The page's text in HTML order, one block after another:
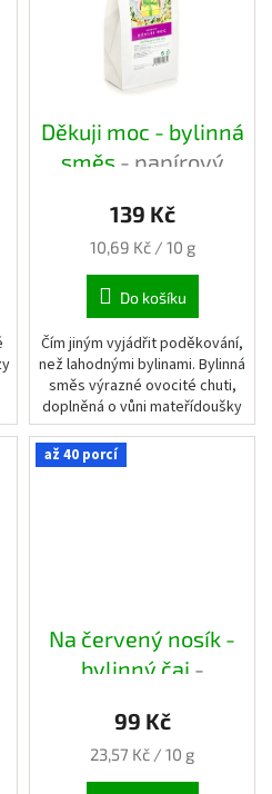
Děkuji moc - bylinná
směs - papírový
139 Kč
Měrná
10,69 Kč / 10 g
Do košíku
Čím jiným vyjádřit poděkování,
než lahodnými bylinami. Bylinná
směs výrazné ovocité chuti,
doplněná o vůni mateřídoušky
vám určitě zvedne náladu.
až 40 porcí
Na červený nosík -
bylinný čaj -
99 Kč
Měrná
23,57 Kč / 10 g